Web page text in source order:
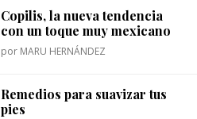
Copilis, la nueva tendencia
con un toque muy mexicano
por MARU HERNÁNDEZ
Remedios para suavizar tus
pies